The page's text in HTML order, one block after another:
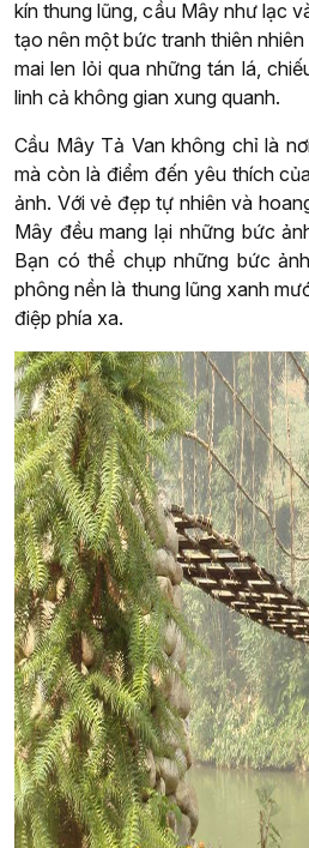
kín thung lũng, cầu Mây như lạc
tạo nên một bức tranh thiên
mai len lỏi qua những tán lá,
linh cả không gian xung quanh.
Cầu Mây Tả Van không chỉ là
mà còn là điểm đến yêu thích
ảnh. Với vẻ đẹp tự nhiên và
Mây đều mang lại những bức
Bạn có thể chụp những bức
phông nền là thung lũng xanh
điệp phía xa.